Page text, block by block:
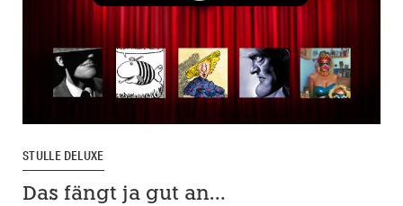
STULLE DELUXE
Das fängt ja gut an…